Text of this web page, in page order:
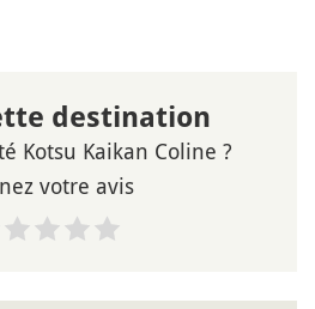
destination
Kotsu Kaikan Coline ?
votre avis